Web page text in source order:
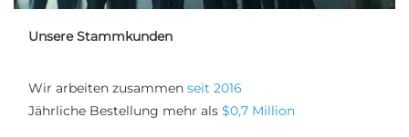
Unsere Stammkunden
Wir arbeiten zusammen seit 2016
Jährliche Bestellung mehr als $0,7 Million